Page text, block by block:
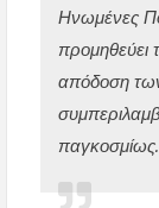
Ηνωμένες
προμηθεύει
απόδοση
παγκοσμίως.